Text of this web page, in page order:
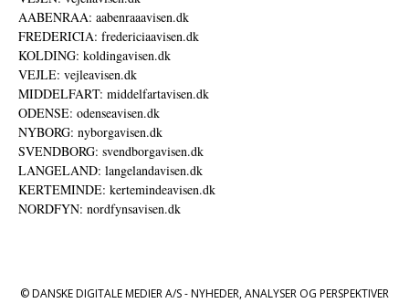
AABENRAA: aabenraaavisen.dk
FREDERICIA: fredericiaavisen.dk
KOLDING: koldingavisen.dk
VEJLE: vejleavisen.dk
MIDDELFART: middelfartavisen.dk
ODENSE: odenseavisen.dk
NYBORG: nyborgavisen.dk
SVENDBORG: svendborgavisen.dk
LANGELAND: langelandavisen.dk
KERTEMINDE: kertemindeavisen.dk
NORDFYN: nordfynsavisen.dk
© DANSKE DIGITALE MEDIER A/S - NYHEDER, ANALYSER OG PERSPEKTIVER